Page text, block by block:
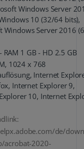
Windows Server
10 (32/64 bits),
Windows Server 2016
RAM 1 GB - HD 2.5 GB
1024 x 768
Internet
Internet Explorer 9,
10, Internet
de/
acrobat-2020-